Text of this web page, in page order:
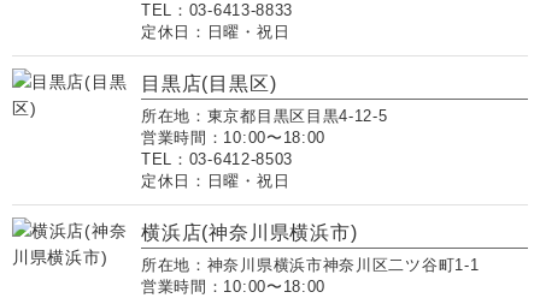
TEL：03-6413-8833
定休日：日曜・祝日
目黒店(目黒区)
所在地：東京都目黒区目黒4-12-5
営業時間：10:00〜18:00
TEL：03-6412-8503
定休日：日曜・祝日
横浜店(神奈川県横浜市)
所在地：神奈川県横浜市神奈川区二ツ谷町1-1
営業時間：10:00〜18:00